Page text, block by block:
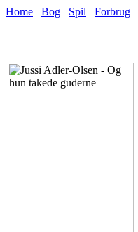
Home Bog Spil Forbrug